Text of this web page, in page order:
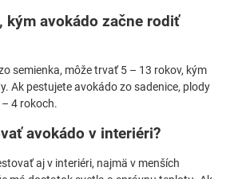
kým avokádo začne rodiť
semienka, môže trvať 5 – 13 rokov, kým
Ak pestujete avokádo zo sadenice, plody
4 rokoch.
avokádo v interiéri?
aj v interiéri, najmä v menších